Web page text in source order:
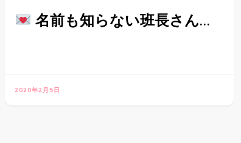
名前も知らない班長さん…
2020年2月5日